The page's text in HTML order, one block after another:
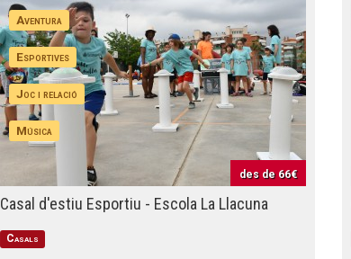
Aventura
Esportives
Joc i relació
Música
des de 66€
Casal d'estiu Esportiu - Escola La Llacuna
Casals